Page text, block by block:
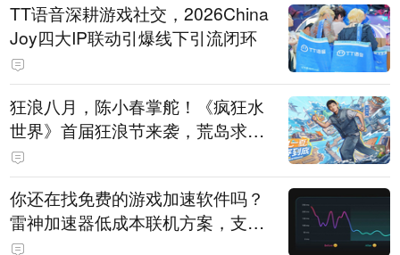
TT语音深耕游戏社交，2026China
Joy四大IP联动引爆线下引流闭环
狂浪八月，陈小春掌舵！《疯狂水
世界》首届狂浪节来袭，荒岛求生
直播即将开启
你还在找免费的游戏加速软件吗？
雷神加速器低成本联机方案，支持
免费试用